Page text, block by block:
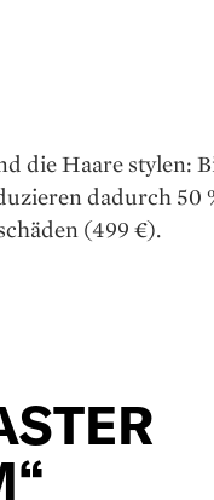
die Haare stylen:
dadurch 50
(499 €).